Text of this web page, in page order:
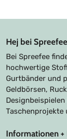
Hej bei
Bei Spreefee
hochwertige
Gurtbänder und
Geldbörsen,
Taschenprojekte
Informationen +